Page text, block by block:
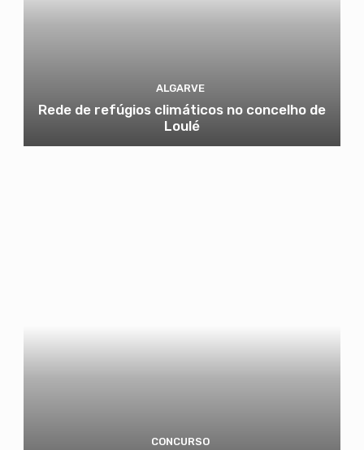
ALGARVE
Rede de refúgios climáticos no concelho de
Loulé
CONCURSO